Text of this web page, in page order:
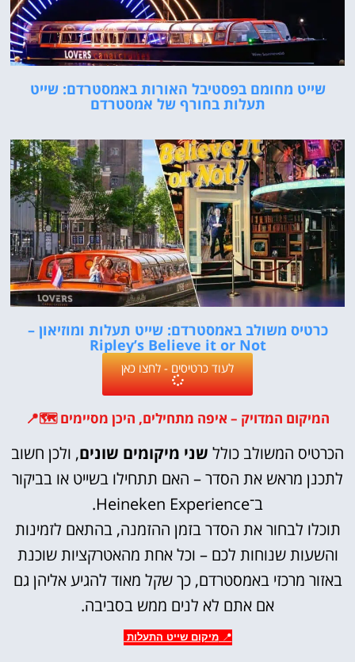
שייט מחומם בפסטיבל האורות באמסטרדם: שייט
תעלות בחורף של אמסטרדם
כרטיס משולב באמסטרדם: שייט תעלות ומוזיאון –
Ripley’s Believe it or Not
לעוד כרטיסים - לחצו כאן
המיקום המדויק – איפה מתחילים, היכן מסיימים 🗺️📍
הכרטיס המשולב כולל שני מיקומים שונים, ולכן חשוב
לתכנן מראש את הסדר – האם תתחילו בשייט או בביקור
ב־Heineken Experience.
תוכלו לבחור את הסדר בזמן ההזמנה, בהתאם לזמינות
והשעות שנוחות לכם – וכל אחת מהאטרקציות שוכנת
באזור מרכזי באמסטרדם, כך שקל מאוד להגיע אליהן גם
אם אתם לא לנים ממש בסביבה.
📍מיקום שייט התעלות